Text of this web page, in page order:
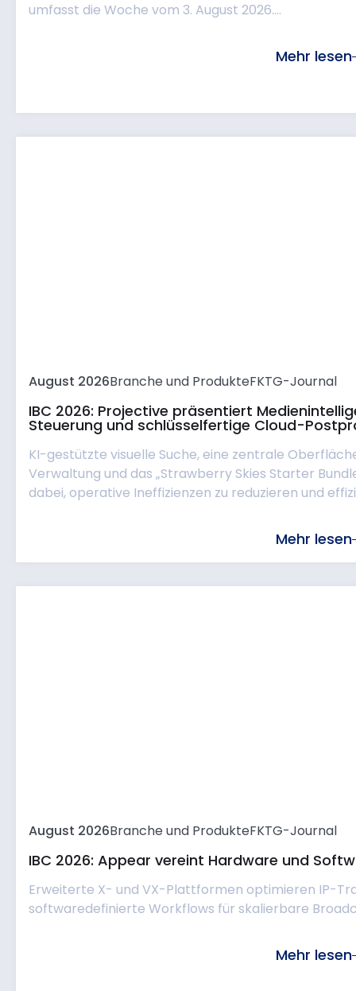
umfasst die Woche vom 3. August 2026....
Mehr lesen
August 2026Branche und ProdukteFKTG-Journal
IBC 2026: Projective präsentiert
Steuerung und schlüsselfertige Cloud-
KI-gestützte visuelle Suche, eine zentrale
Verwaltung und das „Strawberry Skies Starter
dabei, operative Ineffizienzen zu reduzieren und
Mehr lesen
August 2026Branche und ProdukteFKTG-Journal
IBC 2026: Appear vereint Hardware und
Erweiterte X- und VX-Plattformen optimieren IP-
softwaredefinierte Workflows für skalierbare
Mehr lesen